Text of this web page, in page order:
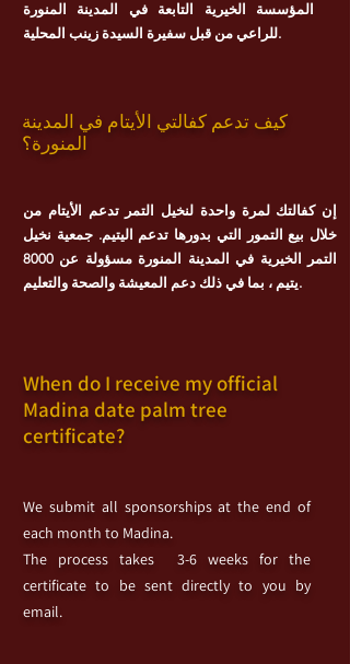
المؤسسة الخيرية التابعة في المدينة المنورة
للراعي من قبل سفيرة السيدة زينب المحلية.
كيف تدعم كفالتي الأيتام في المدينة
المنورة؟
إن كفالتك لمرة واحدة لنخيل التمر تدعم الأيتام من
خلال بيع التمور التي بدورها تدعم اليتيم. جمعية نخيل
التمر الخيرية في المدينة المنورة مسؤولة عن 8000
يتيم ، بما في ذلك دعم المعيشة والصحة والتعليم.
When do I receive my official
Madina date palm tree
certificate?
We submit all sponsorships at the end of
each month to Madina.
The process takes 3-6 weeks for the
certificate to be sent directly to you by
email.